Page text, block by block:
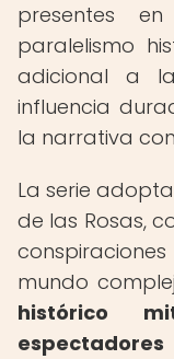
presentes
paralelismo
adicional a
influencia
la narrativa
La serie
de las Rosas,
mundo
histórico